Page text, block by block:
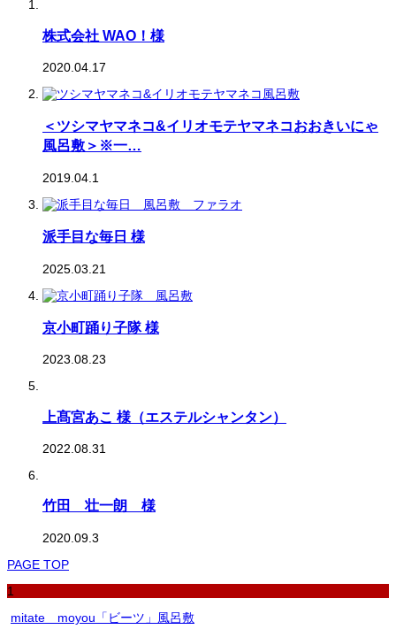
株式会社 WAO！様
2020.04.17
＜ツシマヤマネコ&イリオモテヤマネコおおきいにゃ
風呂敷＞※一…
2019.04.1
派手目な毎日 様
2025.03.21
京小町踊り子隊 様
2023.08.23
上髙宮あこ 様（エステルシャンタン）
2022.08.31
竹田 壮一朗 様
2020.09.3
PAGE TOP
1
mitate moyou「ビーツ」風呂敷